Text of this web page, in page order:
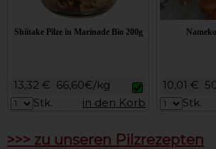
Shiitake Pilze in Marinade Bio 200g
13,32 € 66,60€/kg
Stk.
in den Korb
10,01 €
Stk.
>>> zu unseren Pilzrezepten